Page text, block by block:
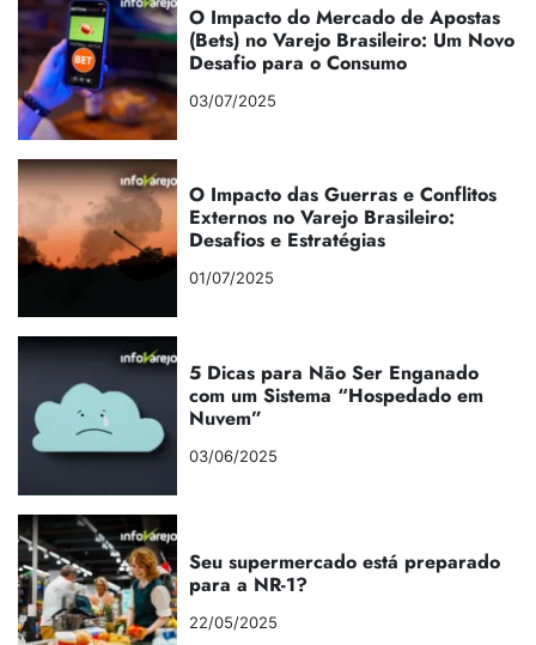
O Impacto do Mercado de Apostas
(Bets) no Varejo Brasileiro: Um Novo
Desafio para o Consumo
03/07/2025
O Impacto das Guerras e Conflitos
Externos no Varejo Brasileiro:
Desafios e Estratégias
01/07/2025
5 Dicas para Não Ser Enganado
com um Sistema “Hospedado em
Nuvem”
03/06/2025
Seu supermercado está preparado
para a NR-1?
22/05/2025